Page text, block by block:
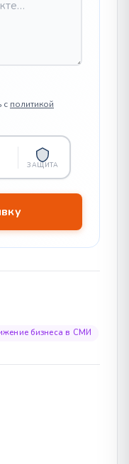
с политикой
ЗАЩИТА
бизнеса в СМИ